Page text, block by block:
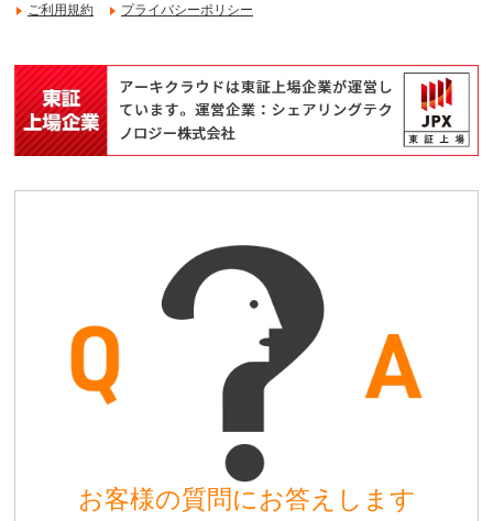
ご利用規約 プライバシーポリシー
お客様の質問にお答えします